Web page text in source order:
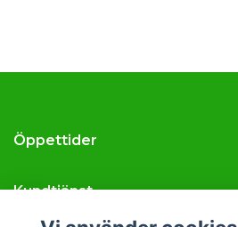
Öppettider
Kundtjänst